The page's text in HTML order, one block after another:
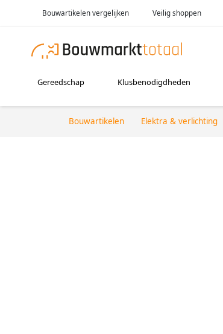
Bouwartikelen vergelijken Veilig shoppen
Gereedschap Klusbenodigdheden
Bouwartikelen Elektra & verlichting